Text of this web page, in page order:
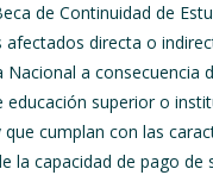
de Continuidad de
afectados directa o
Nacional a consecuencia
educación superior o
cumplan con las
la capacidad de pago de